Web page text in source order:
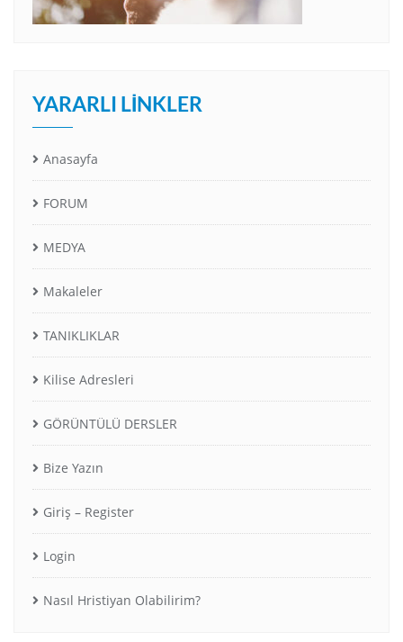
YARARLI LINKLER
Anasayfa
FORUM
MEDYA
Makaleler
TANIKLIKLAR
Kilise Adresleri
GÖRÜNTÜLÜ DERSLER
Bize Yazın
Giriş – Register
Login
Nasıl Hristiyan Olabilirim?